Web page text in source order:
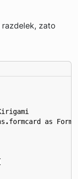
zato
.formcard as